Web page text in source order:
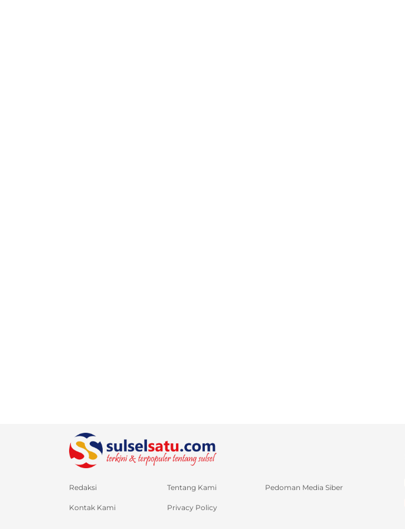
Redaksi Tentang Kami Pedoman Media Siber
Kontak Kami Privacy Policy